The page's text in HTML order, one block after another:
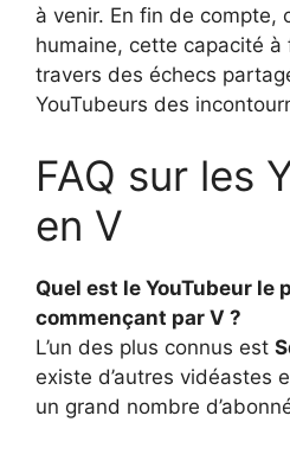
à venir. En fin de compte,
humaine, cette capacité à
travers des échecs
YouTubeurs des
FAQ sur les
en V
Quel est le YouTubeur le
commençant par V ?
L’un des plus connus est
existe d’autres vidéastes
un grand nombre